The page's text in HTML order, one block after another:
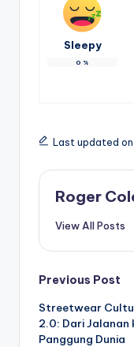
Sleepy
0 %
Last updated
Roger
View All Posts
Post
Previous Post
Streetwear
2.0: Dari Jalanan
Panggung Dunia